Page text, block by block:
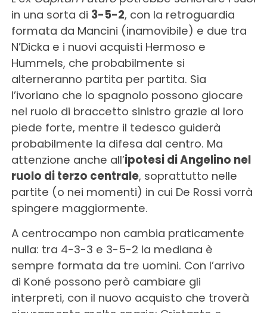
in una sorta di 3-5-2, con la retroguardia
formata da Mancini (inamovibile) e due tra
N’Dicka e i nuovi acquisti Hermoso e
Hummels, che probabilmente si
alterneranno partita per partita. Sia
l’ivoriano che lo spagnolo possono giocare
nel ruolo di braccetto sinistro grazie al loro
piede forte, mentre il tedesco guiderà
probabilmente la difesa dal centro. Ma
attenzione anche all’ipotesi di Angelino nel
ruolo di terzo centrale, soprattutto nelle
partite (o nei momenti) in cui De Rossi vorrà
spingere maggiormente.
A centrocampo non cambia praticamente
nulla: tra 4-3-3 e 3-5-2 la mediana è
sempre formata da tre uomini. Con l’arrivo
di Koné possono però cambiare gli
interpreti, con il nuovo acquisto che troverà